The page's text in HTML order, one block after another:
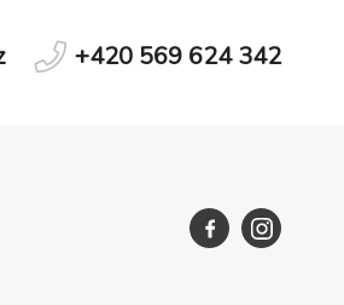
+420 569 624 342